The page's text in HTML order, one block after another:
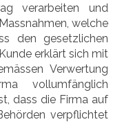
verarbeiten und
welche
den gesetzlichen
erklärt sich mit
Verwertung
vollumfänglich
dass die Firma auf
verpflichtet